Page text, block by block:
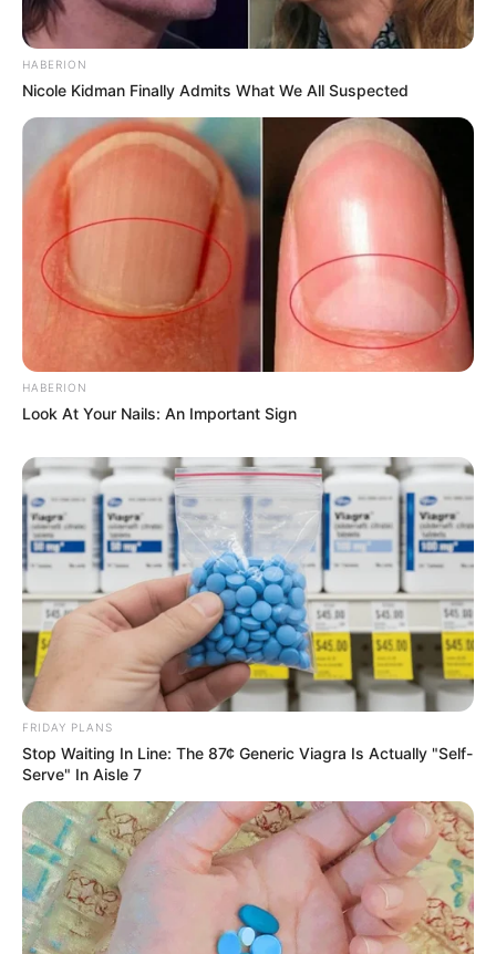
HABERION
Nicole Kidman Finally Admits What We All Suspected
HABERION
Look At Your Nails: An Important Sign
FRIDAY PLANS
Stop Waiting In Line: The 87¢ Generic Viagra Is Actually "Self-
Serve" In Aisle 7